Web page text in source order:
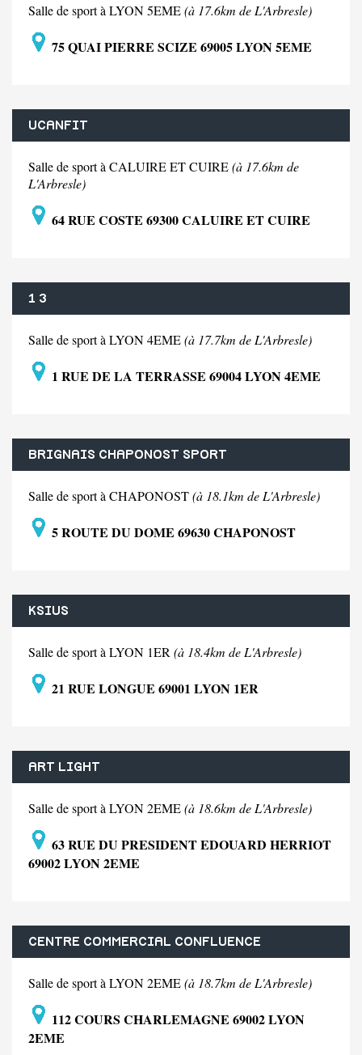
Salle de sport à LYON 5EME(à 17.6km de L'Arbresle)
75 QUAI PIERRE SCIZE 69005 LYON 5EME
UCANFIT
Salle de sport à CALUIRE ET CUIRE(à 17.6km de
L'Arbresle)
64 RUE COSTE 69300 CALUIRE ET CUIRE
1 3
Salle de sport à LYON 4EME(à 17.7km de L'Arbresle)
1 RUE DE LA TERRASSE 69004 LYON 4EME
BRIGNAIS CHAPONOST SPORT
Salle de sport à CHAPONOST(à 18.1km de L'Arbresle)
5 ROUTE DU DOME 69630 CHAPONOST
KSIUS
Salle de sport à LYON 1ER (à 18.4km de L'Arbresle)
21 RUE LONGUE 69001 LYON 1ER
ART LIGHT
Salle de sport à LYON 2EME(à 18.6km de L'Arbresle)
63 RUE DU PRESIDENT EDOUARD HERRIOT
69002 LYON 2EME
CENTRE COMMERCIAL CONFLUENCE
Salle de sport à LYON 2EME(à 18.7km de L'Arbresle)
112 COURS CHARLEMAGNE 69002 LYON
2EME